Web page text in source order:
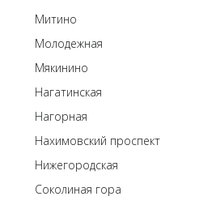
Митино
Молодежная
Мякинино
Нагатинская
Нагорная
Нахимовский проспект
Нижегородская
Соколиная гора